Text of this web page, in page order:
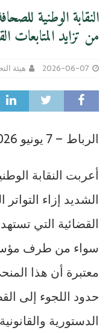
النقابة الوطنية
من تزايد المتابعات
2026-06-07 هيئة
الرباط – 7 يونيو 2026
أعربت النقابة
الشديد إزاء
القضائية التي
سواء من طرف
معتبرة أن هذا
حدود اللجوء إلى
الدستورية